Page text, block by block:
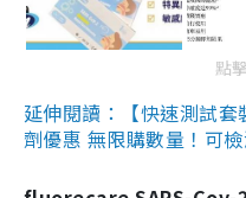
點
延伸閱讀：【快速測試
劑優惠 無限購數量！可